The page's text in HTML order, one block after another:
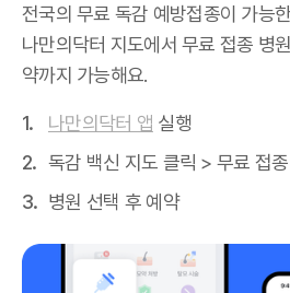
전국의 무료 독감 예방접종이 가능
나만의닥터 지도에서 무료 접종 병
약까지 가능해요.
나만의닥터 앱 실행
독감 백신 지도 클릭 > 무료 접
병원 선택 후 예약